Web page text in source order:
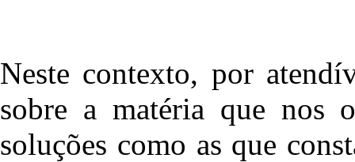
Neste contexto, por
sobre a matéria que nos
soluções como as que